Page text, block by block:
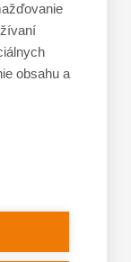
(ODR)
obsahu a